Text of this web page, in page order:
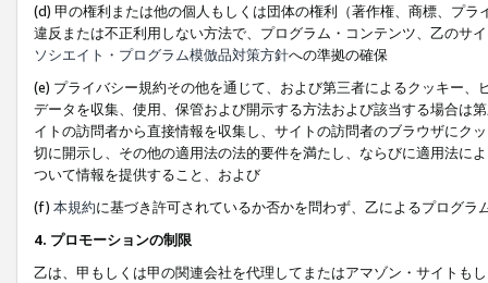
(d) 甲の権利または他の個人もしくは団体の権利（著作権、商標、プ
違反または不正利用しない方法で、プログラム・コンテンツ、乙のサ
ソシエイト・プログラム模倣品対策方針への準拠の確保
(e) プライバシー規約その他を通じて、および第三者によるクッキー
データを収集、使用、保管および開示する方法および該当する場合は
イトの訪問者から直接情報を収集し、サイトの訪問者のブラウザにク
切に開示し、その他の適用法の法的要件を満たし、ならびに適用法に
ついて情報を提供すること、および
(f) 本規約に基づき許可されているか否かを問わず、乙によるプログ
4. プロモーションの制限
乙は、甲もしくは甲の関連会社を代理してまたはアマゾン・サイトも